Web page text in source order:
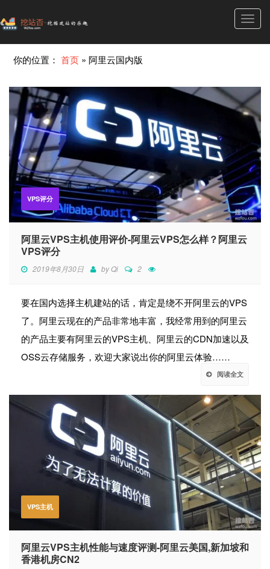
你的位置：首页 »阿里云国内版
VPS评分
阿里云VPS主机使用评价-阿里云VPS怎么样？阿里云
VPS评分
2019年8月30日 byQi 2
要在国内选择主机建站的话，肯定是绕不开阿里云的VPS
了。阿里云现在的产品非常地丰富，我经常用到的阿里云
的产品主要有阿里云的VPS主机、阿里云的CDN加速以及
OSS云存储服务，欢迎大家说出你的阿里云体验……
阅读全文
VPS主机
阿里云VPS主机性能与速度评测-阿里云美国,新加坡和
香港机房CN2